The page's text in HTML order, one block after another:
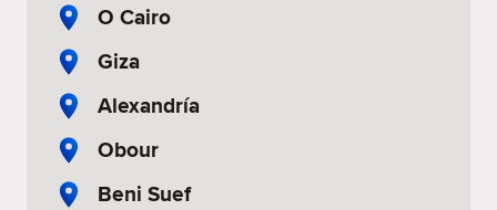
O Cairo
Giza
Alexandría
Obour
Beni Suef